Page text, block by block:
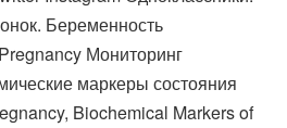
Беременность
Мониторинг
маркеры состояния
Biochemical Markers of